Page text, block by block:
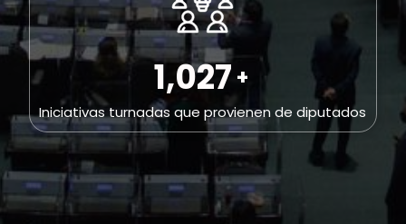
2,164 +
Iniciativas turnadas que provienen de diputados